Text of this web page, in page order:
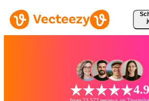
4.9